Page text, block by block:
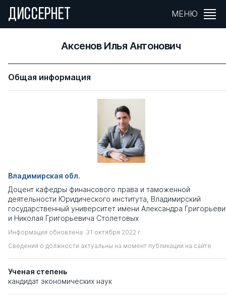
ДИССЕРНЕТ МЕНЮ
Аксенов Илья Антонович
Общая информация
Владимирская обл.
Доцент кафедры финансового права и таможенной
деятельности Юридического института, Владимирский
государственный университет имени Александра
и Николая Григорьевича Столетовых
Информация обновлена: 31 октября 2022 г.
Сведения о должности актуальны на момент публикации на сайте
Ученая степень
кандидат экономических наук